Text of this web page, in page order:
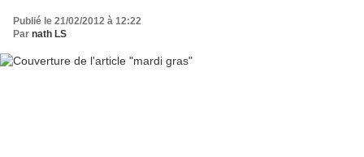
Publié le 21/02/2012 à 12:22
Par nath LS